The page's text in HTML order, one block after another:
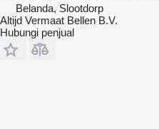
Belanda, Slootdorp
Altijd Vermaat Bellen B.V.
Hubungi penjual